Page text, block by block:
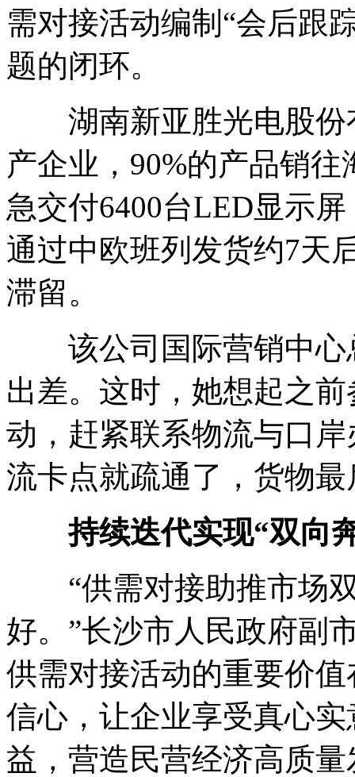
需对接活动编制“会后跟
题的闭环。
湖南新亚胜光电股份
产企业，90%的产品销
急交付6400台LED显示
通过中欧班列发货约7天
滞留。
该公司国际营销中心
出差。这时，她想起之
动，赶紧联系物流与口
流卡点就疏通了，货物
持续迭代实现“双向
“供需对接助推市场双
好。”长沙市人民政府副
供需对接活动的重要价
信心，让企业享受真心
益，营造民营经济高质